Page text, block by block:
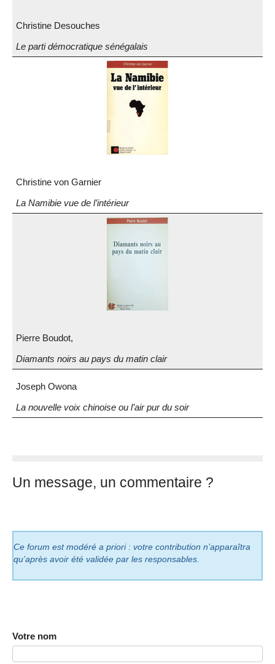
Christine Desouches
Le parti démocratique sénégalais
Christine von Garnier
La Namibie vue de l’intérieur
Pierre Boudot,
Diamants noirs au pays du matin clair
Joseph Owona
La nouvelle voix chinoise ou l’air pur du soir
Un message, un commentaire ?
Ce forum est modéré a priori : votre contribution n’apparaîtra
qu’après avoir été validée par les responsables.
Votre nom